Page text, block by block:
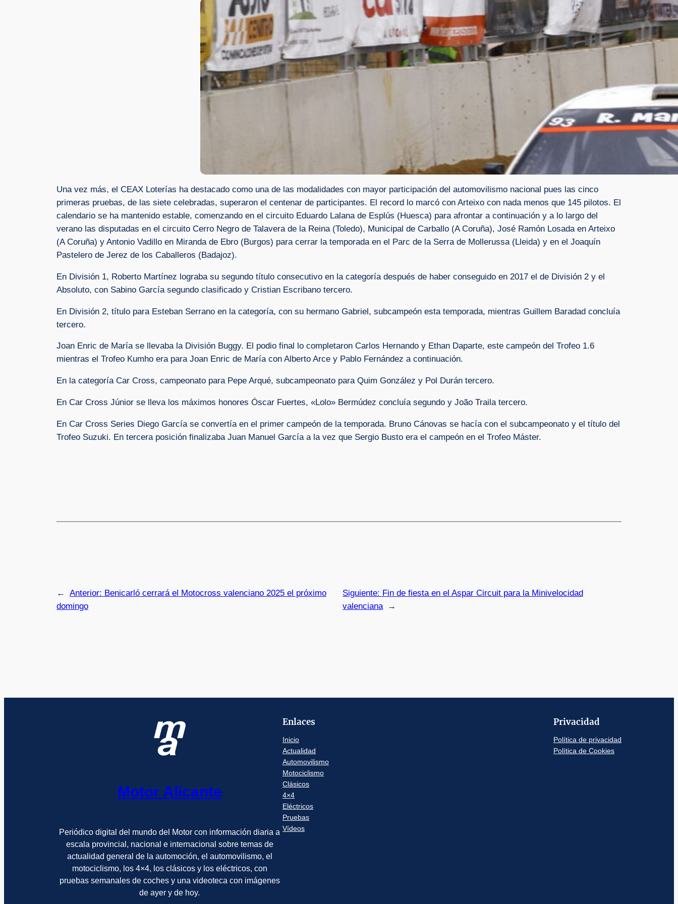
Una vez más, el CEAX Loterías ha destacado como una de las modalidades con mayor participación del automovilismo nacional pues las cinco
primeras pruebas, de las siete celebradas, superaron el centenar de participantes. El record lo marcó con Arteixo con nada menos que 145 pilotos. El
calendario se ha mantenido estable, comenzando en el circuito Eduardo Lalana de Esplús (Huesca) para afrontar a continuación y a lo largo del
verano las disputadas en el circuito Cerro Negro de Talavera de la Reina (Toledo), Municipal de Carballo (A Coruña), José Ramón Losada en Arteixo
(A Coruña) y Antonio Vadillo en Miranda de Ebro (Burgos) para cerrar la temporada en el Parc de la Serra de Mollerussa (Lleida) y en el Joaquín
Pastelero de Jerez de los Caballeros (Badajoz).
En División 1, Roberto Martínez lograba su segundo título consecutivo en la categoría después de haber conseguido en 2017 el de División 2 y el
Absoluto, con Sabino García segundo clasificado y Cristian Escribano tercero.
En División 2, título para Esteban Serrano en la categoría, con su hermano Gabriel, subcampeón esta temporada, mientras Guillem Baradad concluía
tercero.
Joan Enric de María se llevaba la División Buggy. El podio final lo completaron Carlos Hernando y Ethan Daparte, este campeón del Trofeo 1.6
mientras el Trofeo Kumho era para Joan Enric de María con Alberto Arce y Pablo Fernández a continuación.
En la categoría Car Cross, campeonato para Pepe Arqué, subcampeonato para Quim González y Pol Durán tercero.
En Car Cross Júnior se lleva los máximos honores Óscar Fuertes, «Lolo» Bermúdez concluía segundo y João Traila tercero.
En Car Cross Series Diego García se convertía en el primer campeón de la temporada. Bruno Cánovas se hacía con el subcampeonato y el título del
Trofeo Suzuki. En tercera posición finalizaba Juan Manuel García a la vez que Sergio Busto era el campeón en el Trofeo Máster.
← Anterior: Benicarló cerrará el Motocross valenciano 2025 el próximo
domingo
Siguiente: Fin de fiesta en el Aspar Circuit para la Minivelocidad
valenciana
→
Motor Alicante
Periódico digital del mundo del Motor con información diaria a
escala provincial, nacional e internacional sobre temas de
actualidad general de la automoción, el automovilismo, el
motociclismo, los 4×4, los clásicos y los eléctricos, con
pruebas semanales de coches y una videoteca con imágenes
de ayer y de hoy.
Enlaces
Inicio
Actualidad
Automovilismo
Motociclismo
Clásicos
4×4
Eléctricos
Pruebas
Vídeos
Privacidad
Política de privacidad
Política de Cookies